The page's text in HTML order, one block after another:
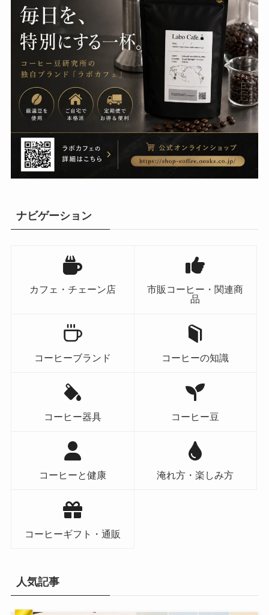
ナビゲーション
カフェ・チェーン店
市販コーヒー・関連商
品
コーヒーブランド コーヒーの知識
コーヒー器具 コーヒー豆
コーヒーと健康 淹れ方・楽しみ方
コーヒーギフト・通販
人気記事